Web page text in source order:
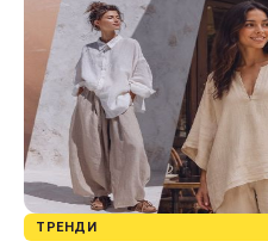
ТРЕНДИ